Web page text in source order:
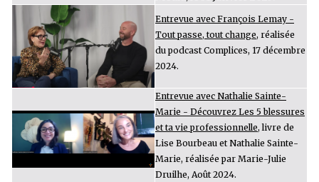
Entrevue avec François Lemay -
Tout passe, tout change, réalisée
du podcast Complices, 17 décembre
2024.
Entrevue avec Nathalie Sainte-
Marie - Découvrez Les 5 blessures
et ta vie professionnelle, livre de
Lise Bourbeau et Nathalie Sainte-
Marie, réalisée par Marie-Julie
Druilhe, Août 2024.